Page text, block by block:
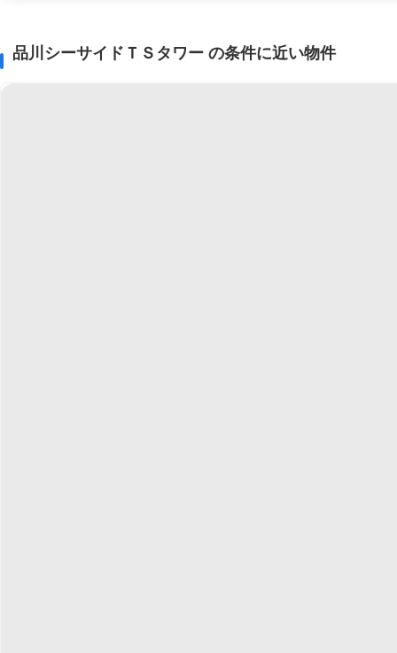
品川シーサイドＴＳタワー の条件に近い物件